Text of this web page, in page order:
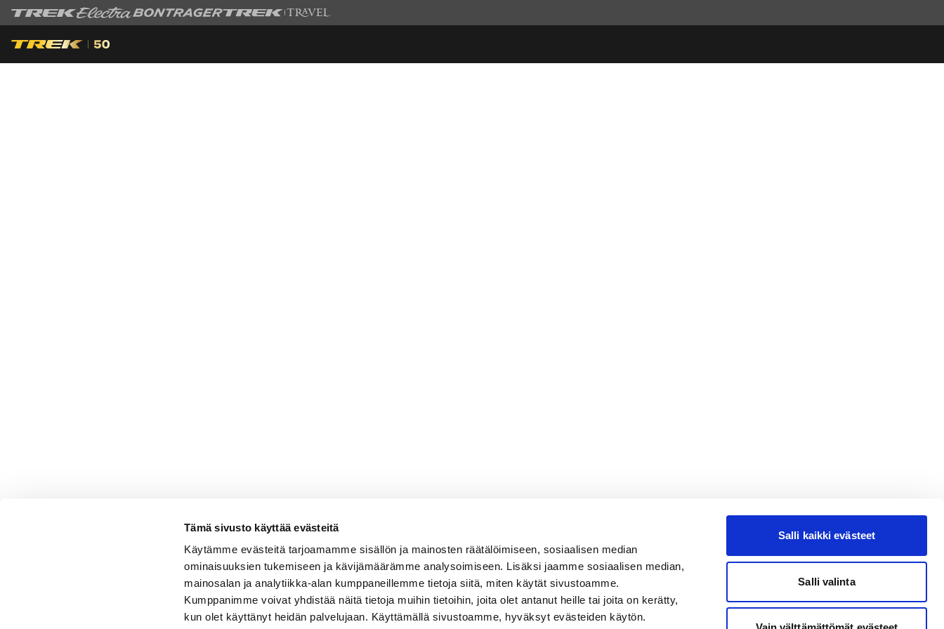
Tämä sivusto käyttää evästeitä
Käytämme evästeitä tarjoamamme sisällön ja mainosten räätälöimiseen, sosiaalisen median
ominaisuuksien tukemiseen ja kävijämäärämme analysoimiseen. Lisäksi jaamme sosiaalisen median,
mainosalan ja analytiikka-alan kumppaneillemme tietoja siitä, miten käytät sivustoamme.
Kumppanimme voivat yhdistää näitä tietoja muihin tietoihin, joita olet antanut heille tai joita on kerätty,
kun olet käyttänyt heidän palvelujaan. Käyttämällä sivustoamme, hyväksyt evästeiden käytön.
Salli kaikki evästeet
Salli valinta